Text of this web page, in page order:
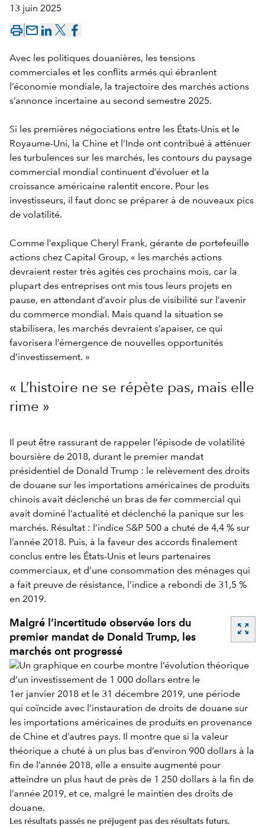
13 juin 2025
mail_outline
Avec les politiques douanières, les tensions
commerciales et les conflits armés qui ébranlent
l’économie mondiale, la trajectoire des marchés actions
s’annonce incertaine au second semestre 2025.
Si les premières négociations entre les États-Unis et le
Royaume-Uni, la Chine et l’Inde ont contribué à atténuer
les turbulences sur les marchés, les contours du paysage
commercial mondial continuent d’évoluer et la
croissance américaine ralentit encore. Pour les
investisseurs, il faut donc se préparer à de nouveaux pics
de volatilité.
Comme l’explique Cheryl Frank, gérante de portefeuille
actions chez Capital Group, « les marchés actions
devraient rester très agités ces prochains mois, car la
plupart des entreprises ont mis tous leurs projets en
pause, en attendant d’avoir plus de visibilité sur l’avenir
du commerce mondial. Mais quand la situation se
stabilisera, les marchés devraient s’apaiser, ce qui
favorisera l’émergence de nouvelles opportunités
d’investissement. »
« L’histoire ne se répète pas, mais elle
rime »
Il peut être rassurant de rappeler l’épisode de volatilité
boursière de 2018, durant le premier mandat
présidentiel de Donald Trump : le relèvement des droits
de douane sur les importations américaines de produits
chinois avait déclenché un bras de fer commercial qui
avait dominé l’actualité et déclenché la panique sur les
marchés. Résultat : l’indice S&P 500 a chuté de 4,4 % sur
l’année 2018. Puis, à la faveur des accords finalement
conclus entre les États-Unis et leurs partenaires
commerciaux, et d’une consommation des ménages qui
a fait preuve de résistance, l’indice a rebondi de 31,5 %
en 2019.
Malgré l’incertitude observée lors du
premier mandat de Donald Trump, les
marchés ont progressé
zoom_out_map
Les résultats passés ne préjugent pas des résultats futurs.